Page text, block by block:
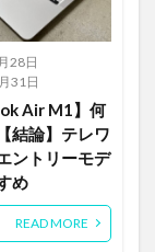
28日
31日
Air M1】何
結論】テレワ
ントリーモデ
め
READ MORE